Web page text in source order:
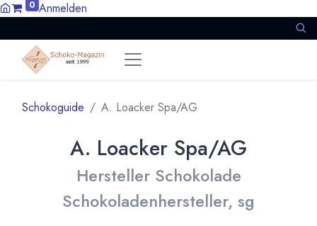
0 Anmelden
Schokoguide A. Loacker Spa/AG
A. Loacker Spa/AG
Hersteller Schokolade
Schokoladenhersteller, sg